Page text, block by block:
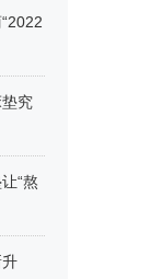
究
“熬